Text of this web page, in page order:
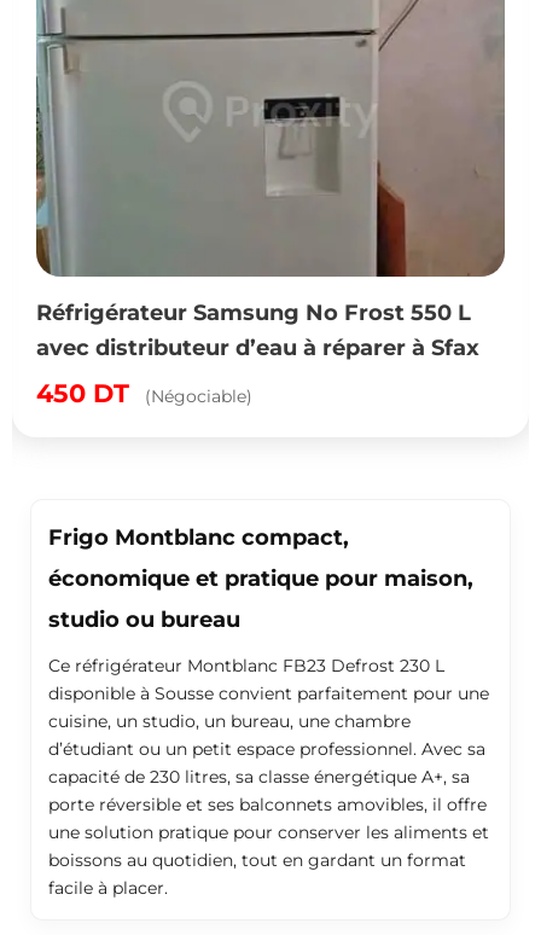
Réfrigérateur Samsung No Frost 550 L
avec distributeur d’eau à réparer à Sfax
450 DT (Négociable)
Frigo Montblanc compact,
économique et pratique pour maison,
studio ou bureau
Ce réfrigérateur Montblanc FB23 Defrost 230 L
disponible à Sousse convient parfaitement pour une
cuisine, un studio, un bureau, une chambre
d’étudiant ou un petit espace professionnel. Avec sa
capacité de 230 litres, sa classe énergétique A+, sa
porte réversible et ses balconnets amovibles, il offre
une solution pratique pour conserver les aliments et
boissons au quotidien, tout en gardant un format
facile à placer.